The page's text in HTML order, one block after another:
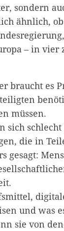
sondern
ähnlich,
– in
braucht es
müssen.
sich
die in
gesagt:
und was
sie von